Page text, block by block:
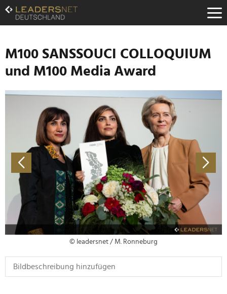
Zum
Inhalt
Zur
Navigation
Zur
Hauptnavigation
M100 SANSSOUCI COLLOQUIUM
und M100 Media Award
© leadersnet / M. Ronneburg